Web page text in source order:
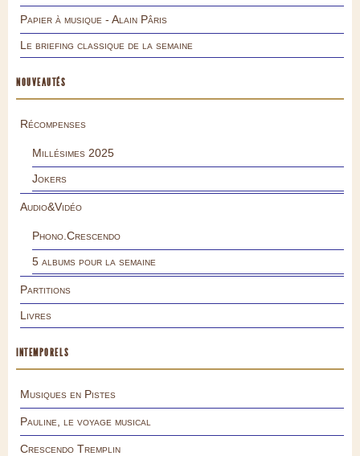
Papier à musique - Alain Pâris
Le briefing classique de la semaine
NOUVEAUTÉS
Récompenses
Millésimes 2025
Jokers
Audio&Vidéo
Phono.Crescendo
5 albums pour la semaine
Partitions
Livres
INTEMPORELS
Musiques en Pistes
Pauline, le voyage musical
Crescendo Tremplin